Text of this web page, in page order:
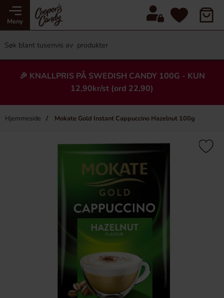
Meny
🎉 KNALLPRIS PÅ SWEDISH CANDY 100G - KUN
12,90kr/st (ord 22,90)
Hjemmeside Mokate Gold Instant Cappuccino Hazelnut 100g
Heading
×